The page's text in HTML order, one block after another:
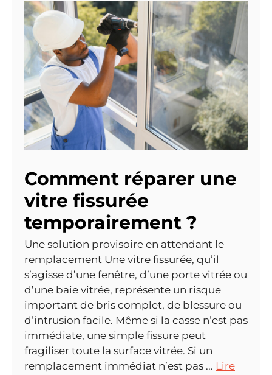
Comment réparer une
vitre fissurée
temporairement ?
Une solution provisoire en attendant le
remplacement Une vitre fissurée, qu’il
s’agisse d’une fenêtre, d’une porte vitrée ou
d’une baie vitrée, représente un risque
important de bris complet, de blessure ou
d’intrusion facile. Même si la casse n’est pas
immédiate, une simple fissure peut
fragiliser toute la surface vitrée. Si un
remplacement immédiat n’est pas ... Lire